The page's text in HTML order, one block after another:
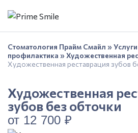
Стоматология Прайм Смайл »Услуги
профилактика »Художественная
Художественная реставрация зубов
Художественная
зубов без обточки
от 12 700 ₽